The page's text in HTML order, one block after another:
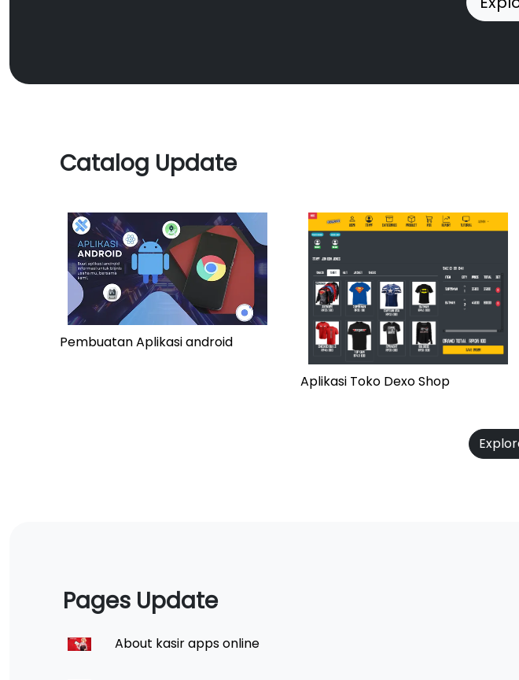
Catalog Update
Pembuatan Aplikasi android
Aplikasi Toko Dexo Shop
Pages Update
About kasir apps online